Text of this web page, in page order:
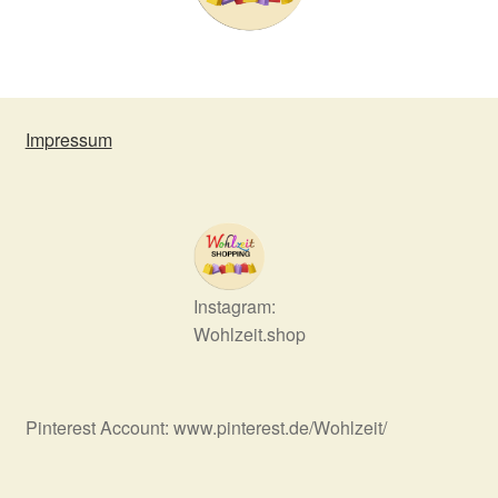
Impressum
Instagram:
Wohlzeit.shop
Pinterest Account: www.pinterest.de/Wohlzeit/